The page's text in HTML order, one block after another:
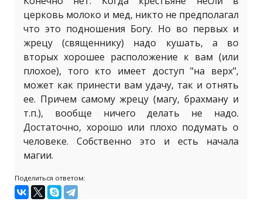
церковь молоко и мед, никто не предполагал
что это подношения Богу. Но во первых и
жрецу (священнику) надо кушать, а во
вторых хорошее расположение к вам (или
плохое), того кто имеет доступ "на верх",
может как принести вам удачу, так и отнять
ее. Причем самому жрецу (магу, брахману и
т.п.), вообще ничего делать не надо.
Достаточно, хорошо или плохо подумать о
человеке. Собственно это и есть начала
магии.
Поделиться ответом: